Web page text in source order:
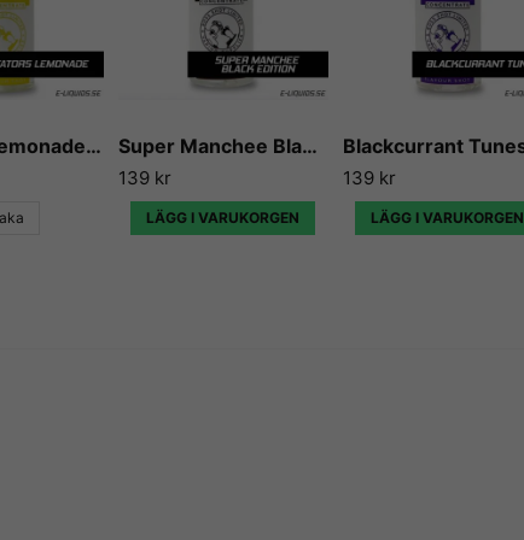
Dictators Lemonade - Flavour Boss Super Manchee Black Edition - Flavour Boss
139 kr
LÄGG I VARUKORGEN
139 kr
LÄGG I VARUKORGEN